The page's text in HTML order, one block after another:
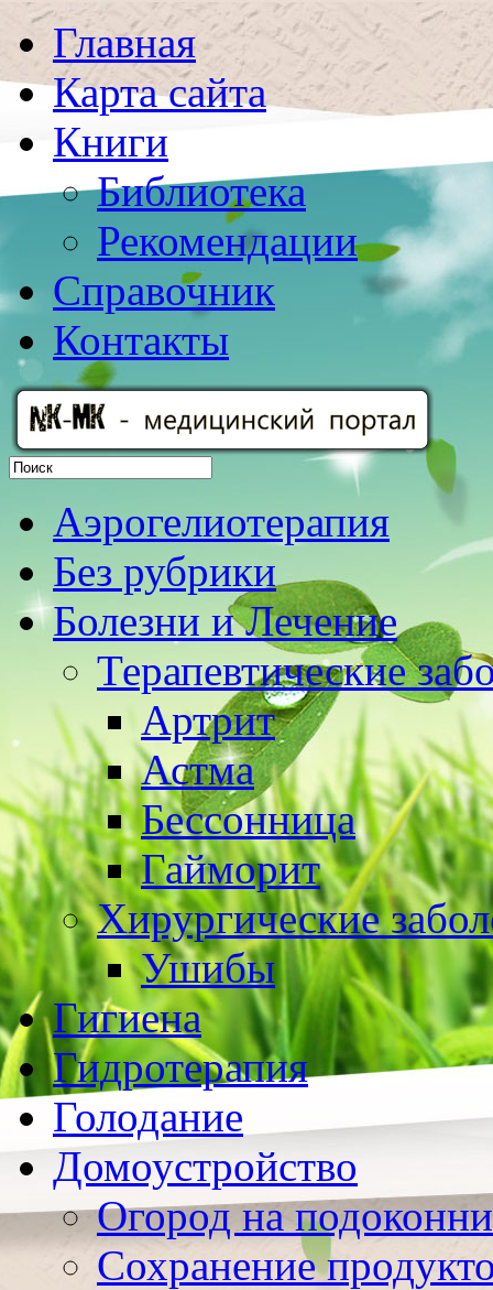
Главная
Карта сайта
Книги
Библиотека
Рекомендации
Справочник
Контакты
Аэрогелиотерапия
Без рубрики
Болезни и Лечение
Терапевтические
Артрит
Астма
Бессонница
Гайморит
Хирургические
Ушибы
Гигиена
Гидротерапия
Голодание
Домоустройство
Огород на
Сохранение